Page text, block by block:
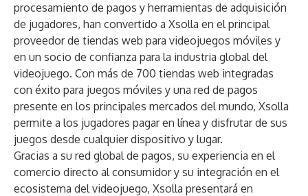
procesamiento de pagos y herramientas de adquisición
de jugadores, han convertido a Xsolla en el principal
proveedor de tiendas web para videojuegos móviles y
en un socio de confianza para la industria global del
videojuego. Con más de 700 tiendas web integradas
con éxito para juegos móviles y una red de pagos
presente en los principales mercados del mundo, Xsolla
permite a los jugadores pagar en línea y disfrutar de sus
juegos desde cualquier dispositivo y lugar.
Gracias a su red global de pagos, su experiencia en el
comercio directo al consumidor y su integración en el
ecosistema del videojuego, Xsolla presentará en